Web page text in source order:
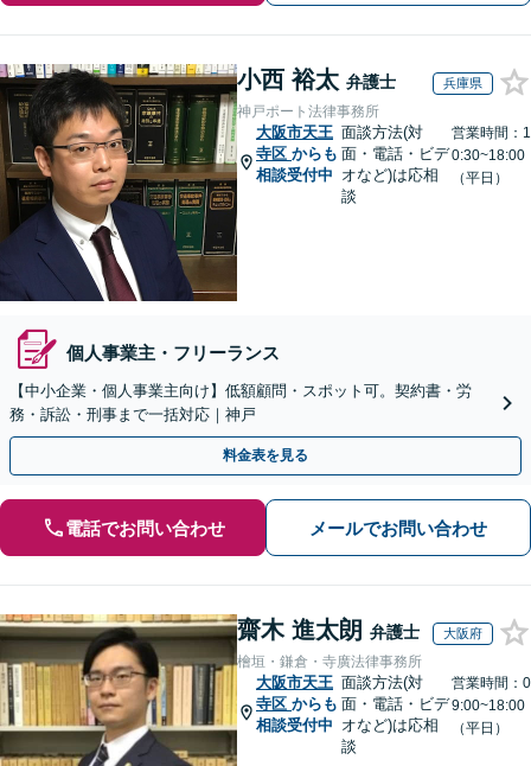
小西 裕太 弁護士 兵庫県
神戸ポート法律事務所
大阪市天王
寺区 からも
相談受付中
面談方法(対
面・電話・ビデ
オなど)は応相
談
営業時間：1
0:30~18:00
（平日）
個人事業主・フリーランス
【中小企業・個人事業主向け】低額顧問・スポット可。契約書・労
務・訴訟・刑事まで一括対応｜神戸
料金表を見る
電話でお問い合わせ メールでお問い合わせ
齋木 進太朗 弁護士 大阪府
檜垣・鎌倉・寺廣法律事務所
大阪市天王
寺区 からも
相談受付中
面談方法(対
面・電話・ビデ
オなど)は応相
談
営業時間：0
9:00~18:00
（平日）